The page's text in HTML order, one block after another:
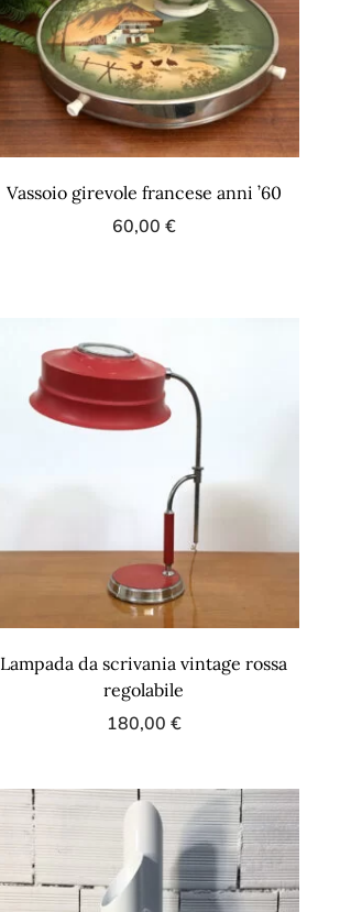
Vassoio girevole francese anni ’60
60,00 €
Lampada da scrivania vintage rossa
regolabile
180,00 €